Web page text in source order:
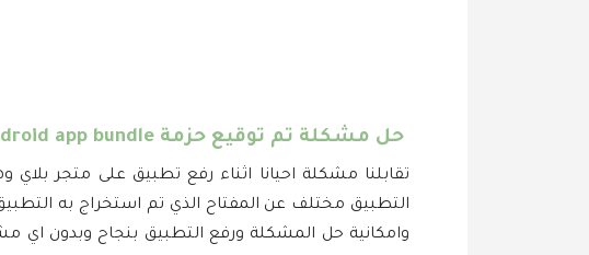
حل مشكلة تم توقيع حزمة android app bundle باستخدام مفتاح غير صحيح
تقابلنا مشكلة احيانا اثناء رفع تطبيق على متجر
التطبيق مختلف عن المفتاح الذي تم استخراج به
وامكانية حل المشكلة ورفع التطبيق بنجاح وبدون اي